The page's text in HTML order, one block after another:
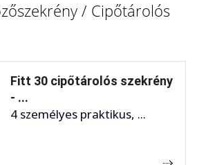
/ Cipőtárolós
Fitt 30 cipőtárolós szekrény
- ...
4 személyes praktikus, ...